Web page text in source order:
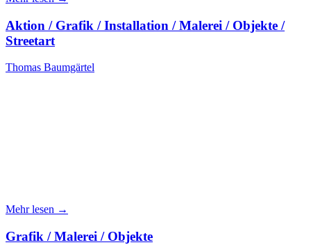
Aktion / Grafik / Installation / Malerei / Objekte /
Streetart
Thomas Baumgärtel
Mehr lesen →
Grafik / Malerei / Objekte